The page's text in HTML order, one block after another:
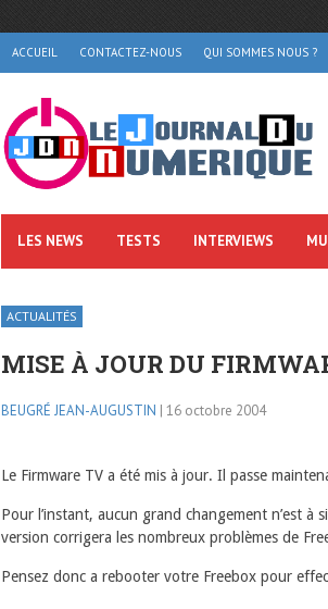
ACCUEIL CONTACTEZ-NOUS QUI SOMMES NOUS ?
LES NEWS TESTS INTERVIEWS
ACTUALITÉS
MISE À JOUR DU
BEUGRÉ JEAN-AUGUSTIN | 16 octobre 2004
Le Firmware TV a été mis à jour. Il passe
Pour l’instant, aucun grand changement n’est à
version corrigera les nombreux problèmes de
Pensez donc a rebooter votre Freebox pour